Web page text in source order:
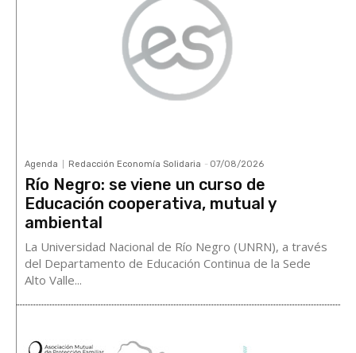
Agenda Redacción Economía Solidaria - 07/08/2026
Río Negro: se viene un curso de
Educación cooperativa, mutual y
ambiental
La Universidad Nacional de Río Negro (UNRN), a través
del Departamento de Educación Continua de la Sede
Alto Valle...